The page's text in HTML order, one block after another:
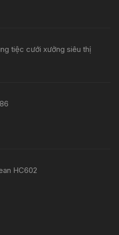
tiệc cưới xưởng siêu thị
HC602